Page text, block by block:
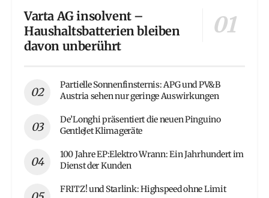
Varta AG insolvent –
Haushaltsbatterien bleiben
davon unberührt
Partielle Sonnenfinsternis: APG und PV&B
Austria sehen nur geringe Auswirkungen
De’Longhi präsentiert die neuen Pinguino
GentleJet Klimageräte
100 Jahre EP:Elektro Wrann: Ein Jahrhundert im
Dienst der Kunden
FRITZ! und Starlink: Highspeed ohne Limit